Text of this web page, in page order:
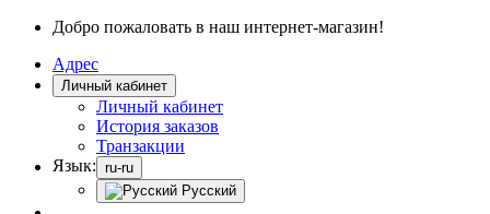
Добро пожаловать в наш интернет-магазин!
Адрес
Личный кабинет
Личный кабинет
История заказов
Транзакции
Язык: ru-ru
Русский